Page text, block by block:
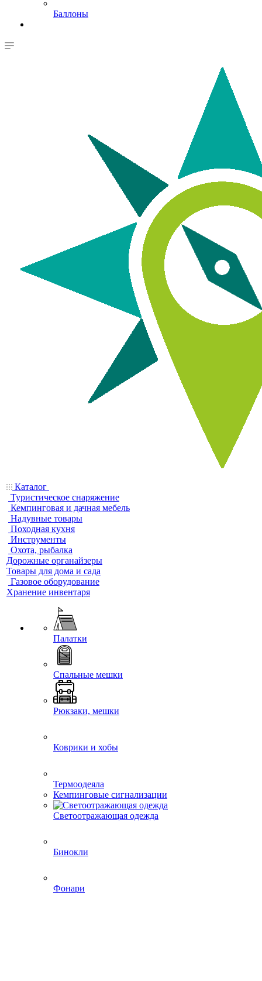
Баллоны
Каталог
Туристическое снаряжение
Кемпинговая и дачная мебель
Надувные товары
Походная кухня
Инструменты
Охота, рыбалка
Дорожные органайзеры
Товары для дома и сада
Газовое оборудование
Хранение инвентаря
Палатки
Спальные мешки
Рюкзаки, мешки
Коврики и хобы
Термоодеяла
Кемпинговые сигнализации
Светоотражающая одежда
Бинокли
Фонари